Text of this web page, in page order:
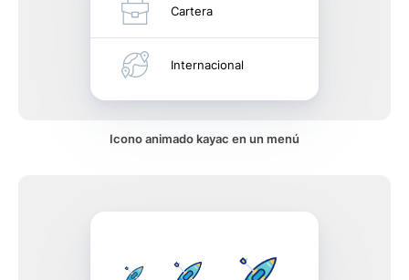
Cartera
Internacional
Icono animado kayac en un menú